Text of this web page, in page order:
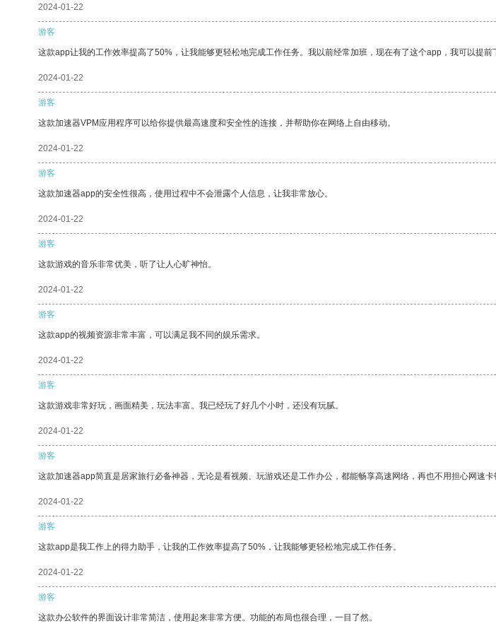
2024-01-22
游客
这款app让我的工作效率提高了50%，让我能够更轻松地完成工作任务。我以前经常加班，现在有了这个app，我可以提前
2024-01-22
游客
这款加速器VPM应用程序可以给你提供最高速度和安全性的连接，并帮助你在网络上自由移动。
2024-01-22
游客
这款加速器app的安全性很高，使用过程中不会泄露个人信息，让我非常放心。
2024-01-22
游客
这款游戏的音乐非常优美，听了让人心旷神怡。
2024-01-22
游客
这款app的视频资源非常丰富，可以满足我不同的娱乐需求。
2024-01-22
游客
这款游戏非常好玩，画面精美，玩法丰富。我已经玩了好几个小时，还没有玩腻。
2024-01-22
游客
这款加速器app简直是居家旅行必备神器，无论是看视频、玩游戏还是工作办公，都能畅享高速网络，再也不用担心网速卡
2024-01-22
游客
这款app是我工作上的得力助手，让我的工作效率提高了50%，让我能够更轻松地完成工作任务。
2024-01-22
游客
这款办公软件的界面设计非常简洁，使用起来非常方便。功能的布局也很合理，一目了然。